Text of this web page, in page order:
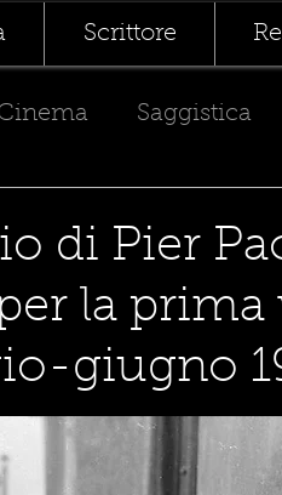
Scrittore
Saggistica
di Pier
la prima
giugno